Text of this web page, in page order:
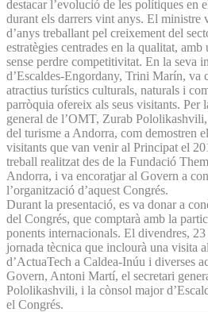
destacar l’evolució de les polítiques en
durant els darrers vint anys. El ministre
d’anys treballant pel creixement del
estratègies centrades en la qualitat, amb
sense perdre competitivitat. En la seva
d’Escaldes-Engordany, Trini Marín, va
atractius turístics culturals, naturals i
parròquia ofereix als seus visitants. Per
general de l’OMT, Zurab
del turisme a Andorra, com demostren
visitants que van venir al Principat el
treball realitzat des de la Fundació
Andorra, i va encoratjar al Govern a
l’organització d’aquest Congrés.
Durant la presentació, es va donar a
del Congrés, que comptarà amb la
ponents internacionals. El divendres, 23
jornada tècnica que inclourà una visita
d’ActuaTech a Caldea-Inúu i diverses
Govern, Antoni Martí, el secretari
Pololikashvili, i la cònsol major
el Congrés.